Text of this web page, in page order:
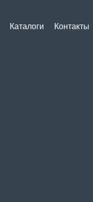
Каталоги Контакты